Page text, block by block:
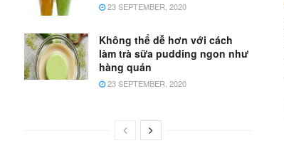
23 SEPTEMBER, 2020
Không thể dễ hơn với cách
làm trà sữa pudding ngon như
hàng quán
23 SEPTEMBER, 2020